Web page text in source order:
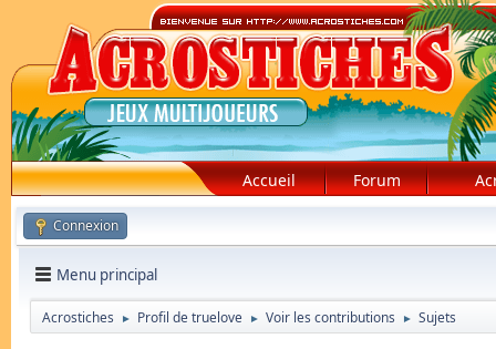
Accueil Forum
Connexion
Menu principal
Acrostiches ► Profil de truelove ► Voir les contributions ► Sujets